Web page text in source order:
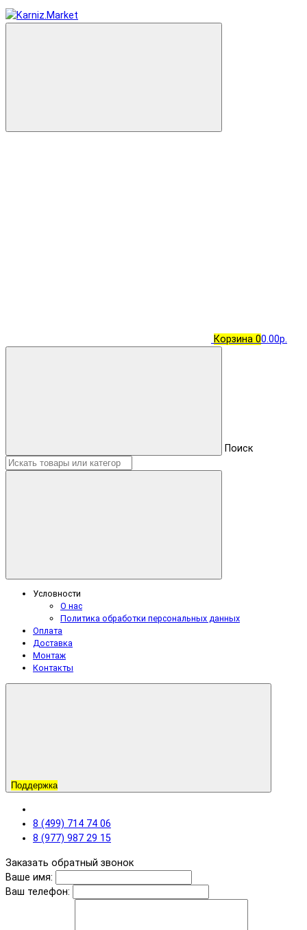
Корзина 00.00р.
Поиск
Условности
О нас
Политика обработки персональных данных
Оплата
Доставка
Монтаж
Контакты
Поддержка
8 (499) 714 74 06
8 (977) 987 29 15
Заказать обратный звонок
Ваше имя:
Ваш телефон: